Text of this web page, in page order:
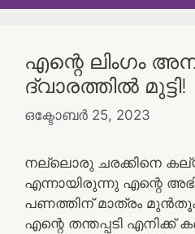
എന്റെ ലിംഗം
ദ്വാരത്തില്‍ മുട്ടി!
ഒക്ടോബർ 25, 2023
നല്ലൊരു ചരക്കിനെ
എന്നായിരുന്നു എന്റെ
പണത്തിന് മാത്രം
എന്റെ തന്തപ്പടി എനിക്ക്